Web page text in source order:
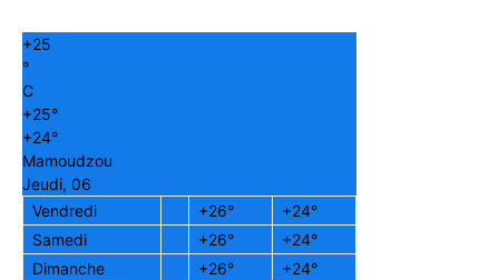
+25
°
C
+25°
+24°
Mamoudzou
Jeudi, 06
Vendredi
+26° +24°
Samedi
+26° +24°
Dimanche
+26° +24°